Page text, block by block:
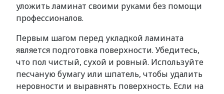
уложить ламинат своими руками без помощи
профессионалов.
Первым шагом перед укладкой ламината
является подготовка поверхности. Убедитесь,
что пол чистый, сухой и ровный. Используйте
песчаную бумагу или шпатель, чтобы удалить
неровности и выравнять поверхность. Если на